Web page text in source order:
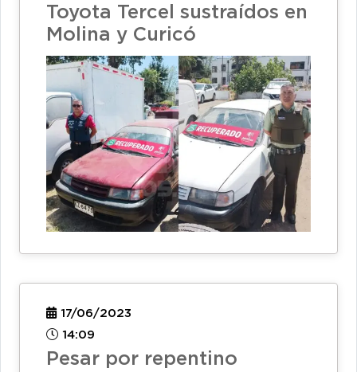
Toyota Tercel sustraídos en
Molina y Curicó
17/06/2023
14:09
Pesar por repentino